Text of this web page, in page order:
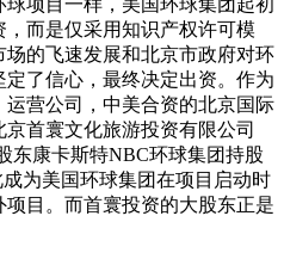
项目一样，美国环球集团起初
而是仅采用知识产权许可模
的飞速发展和北京市政府对环
了信心，最终决定出资。作为
营公司，中美合资的北京国际
首寰文化旅游投资有限公司
东康卡斯特NBC环球集团持股
为美国环球集团在项目启动时
目。而首寰投资的大股东正是